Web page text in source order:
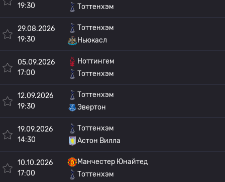
19:30
Тоттенхэм
29.08.2026
19:30
Тоттенхэм
Ньюкасл
05.09.2026
17:00
Ноттингем
Тоттенхэм
12.09.2026
19:30
Тоттенхэм
Эвертон
19.09.2026
14:30
Тоттенхэм
Астон Вилла
10.10.2026
17:00
Манчестер Юнайтед
Тоттенхэм